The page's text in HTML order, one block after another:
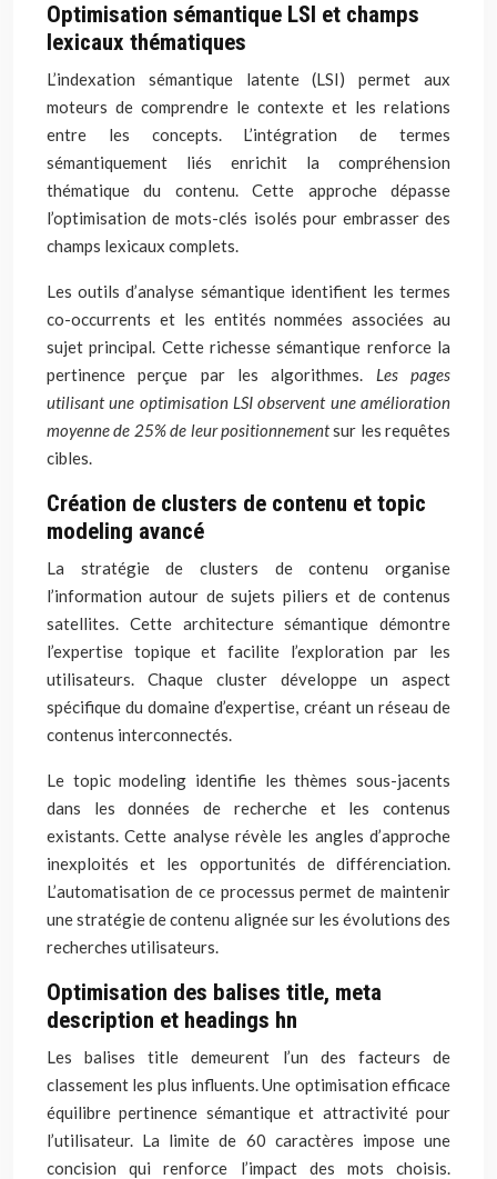
Optimisation sémantique LSI et champs
lexicaux thématiques
L’indexation sémantique latente (LSI) permet aux
moteurs de comprendre le contexte et les relations
entre les concepts. L’intégration de termes
sémantiquement liés enrichit la compréhension
thématique du contenu. Cette approche dépasse
l’optimisation de mots-clés isolés pour embrasser des
champs lexicaux complets.
Les outils d’analyse sémantique identifient les termes
co-occurrents et les entités nommées associées au
sujet principal. Cette richesse sémantique renforce la
pertinence perçue par les algorithmes. Les pages
utilisant une optimisation LSI observent une amélioration
moyenne de 25% de leur positionnementsur les requêtes
cibles.
Création de clusters de contenu et topic
modeling avancé
La stratégie de clusters de contenu organise
l’information autour de sujets piliers et de contenus
satellites. Cette architecture sémantique démontre
l’expertise topique et facilite l’exploration par les
utilisateurs. Chaque cluster développe un aspect
spécifique du domaine d’expertise, créant un réseau de
contenus interconnectés.
Le topic modeling identifie les thèmes sous-jacents
dans les données de recherche et les contenus
existants. Cette analyse révèle les angles d’approche
inexploités et les opportunités de différenciation.
L’automatisation de ce processus permet de maintenir
une stratégie de contenu alignée sur les évolutions des
recherches utilisateurs.
Optimisation des balises title, meta
description et headings hn
Les balises title demeurent l’un des facteurs de
classement les plus influents. Une optimisation efficace
équilibre pertinence sémantique et attractivité pour
l’utilisateur. La limite de 60 caractères impose une
concision qui renforce l’impact des mots choisis.